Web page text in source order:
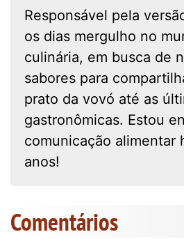
Responsável pela
os dias mergulho no
culinária, em busca de
sabores para
prato da vovó até as
gastronômicas. Estou
comunicação alimentar
anos!
Comentários